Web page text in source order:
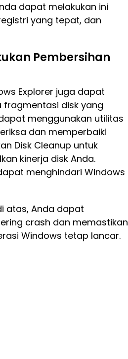
dapat melakukan ini
yang tepat, dan
Pembersihan
Explorer juga dapat
disk yang
menggunakan utilitas
dan memperbaiki
Disk Cleanup untuk
kinerja disk Anda.
menghindari Windows
atas, Anda dapat
crash dan memastikan
Windows tetap lancar.